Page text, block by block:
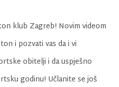
klub Zagreb! Novim videom
i pozvati vas da i vi
obitelji i da uspješno
godinu! Učlanite se još